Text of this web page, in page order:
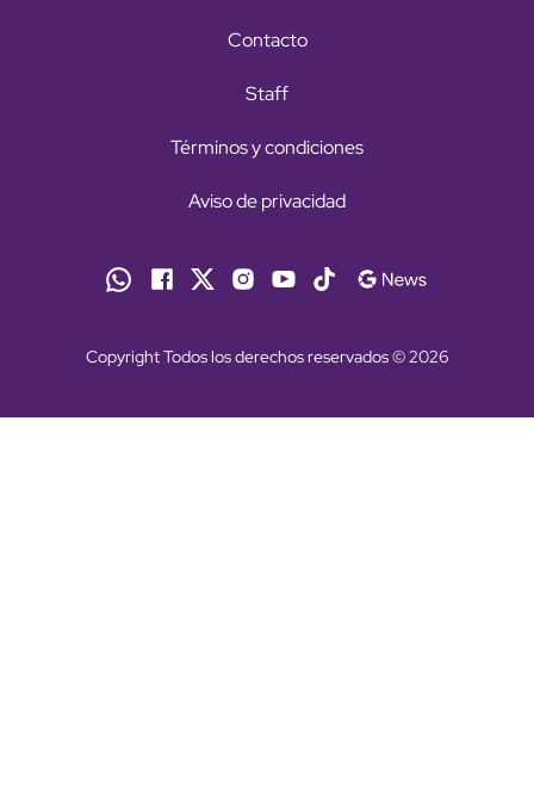
Contacto
Staff
Términos y condiciones
Aviso de privacidad
Copyright Todos los derechos reservados © 2026